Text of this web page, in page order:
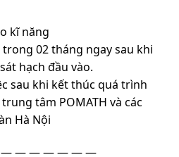
kĩ năng
02 tháng ngay sau khi
hạch đầu vào.
sau khi kết thúc quá trình
tâm POMATH và các
Hà Nội
— — — — — —